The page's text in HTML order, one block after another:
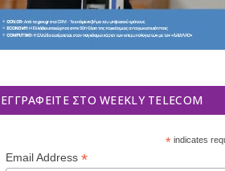
ΕΓΓΡΑΦΕΊΤΕ ΣΤΟ WEEKLY TELECOM
*indicates
Email Address *